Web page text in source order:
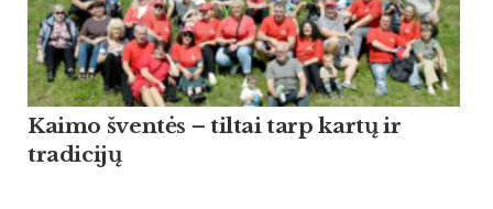
Kaimo šventės – tiltai tarp kartų ir
tradicijų